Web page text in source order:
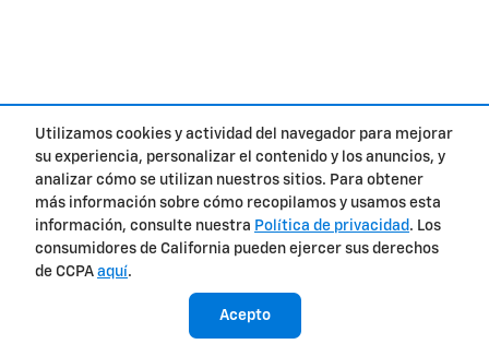
Utilizamos cookies y actividad del navegador para mejorar
su experiencia, personalizar el contenido y los anuncios, y
analizar cómo se utilizan nuestros sitios. Para obtener
más información sobre cómo recopilamos y usamos esta
información, consulte nuestra Política de privacidad . Los
consumidores de California pueden ejercer sus derechos
de CCPA aquí.
Acepto